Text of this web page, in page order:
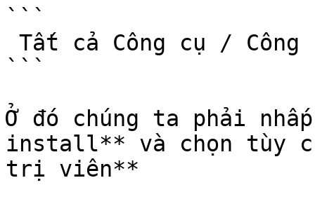
```
```
Ở đó chúng ta phải
install** và chọn tùy
trị viên**